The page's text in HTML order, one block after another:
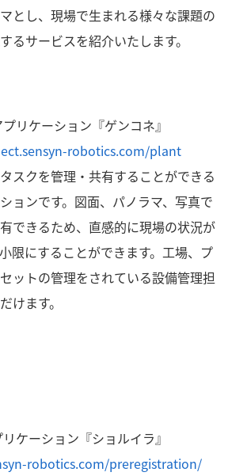
とし、現場で生まれる様々な課題の
るサービスを紹介いたします。
リケーション『ゲンコネ』
robotics.com/plant
スクを管理・共有することができる
ョンです。図面、パノラマ、写真で
できるため、直感的に現場の状況が
限にすることができます。工場、プ
ットの管理をされている設備管理担
けます。
ケーション『ショルイラ』
robotics.com/preregistration/